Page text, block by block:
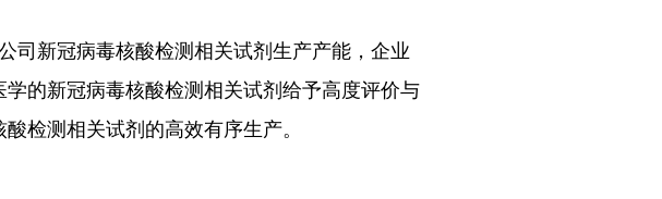
司新冠病毒核酸检测相关试剂生产产能，企业
的新冠病毒核酸检测相关试剂给予高度评价与
检测相关试剂的高效有序生产。